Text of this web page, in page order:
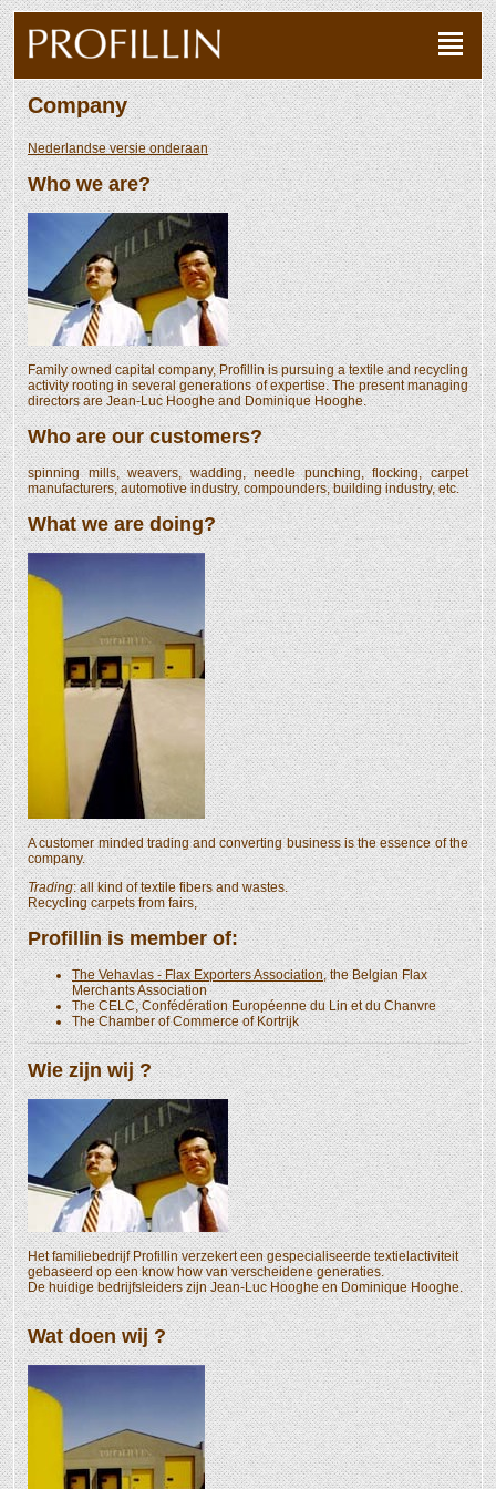
Company
Nederlandse versie onderaan
Who we are?
Family owned capital company, Profillin is pursuing a textile and recycling
activity rooting in several generations of expertise. The present managing
directors are Jean-Luc Hooghe and Dominique Hooghe.
Who are our customers?
spinning mills, weavers, wadding, needle punching, flocking, carpet
manufacturers, automotive industry, compounders, building industry, etc.
What we are doing?
A customer minded trading and converting business is the essence of the
company.
Trading: all kind of textile fibers and wastes.
Recycling carpets from fairs,
Profillin is member of:
The Vehavlas - Flax Exporters Association, the Belgian Flax
Merchants Association
The CELC, Confédération Européenne du Lin et du Chanvre
The Chamber of Commerce of Kortrijk
Wie zijn wij ?
Het familiebedrijf Profillin verzekert een gespecialiseerde textielactiviteit
gebaseerd op een know how van verscheidene generaties.
De huidige bedrijfsleiders zijn Jean-Luc Hooghe en Dominique Hooghe.
Wat doen wij ?